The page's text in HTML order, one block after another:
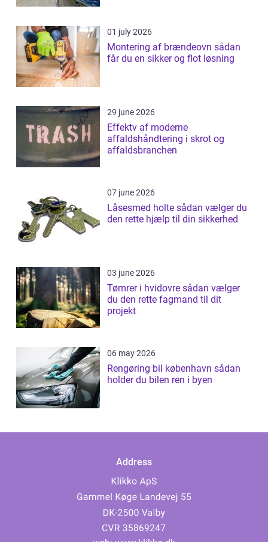
01 july 2026
Montering af brændeovn sådan
får du en sikker og flot løsning
29 june 2026
Effektv af moderne
affaldshåndtering i skrot og
affaldsbranchen
07 june 2026
Låsesmed holte sådan vælger du
den rette hjælp til din sikkerhed
03 june 2026
Tømrer i hvidovre sådan vælger
du den rette fagmand til dit
projekt
06 may 2026
Rengøring bil københavn sådan
holder du bilen ren i byen
Address